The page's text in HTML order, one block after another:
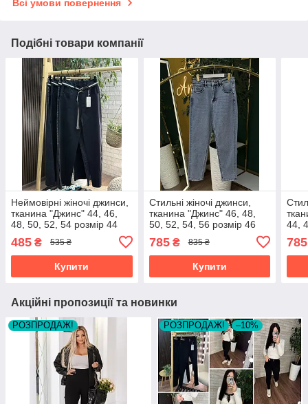
Всі умови повернення
Подібні товари компанії
Неймовірні жіночі джинси,
тканина "Джинс" 44, 46,
48, 50, 52, 54 розмір 44
485 ₴ 535 ₴
Купити
Стильні жіночі джинси,
тканина "Джинс" 46, 48,
50, 52, 54, 56 розмір 46
785₴ 835 ₴
Купити
44,
785
Акційні пропозиції та новинки
РОЗПРОДАЖ! РОЗПРОДАЖ! –10%